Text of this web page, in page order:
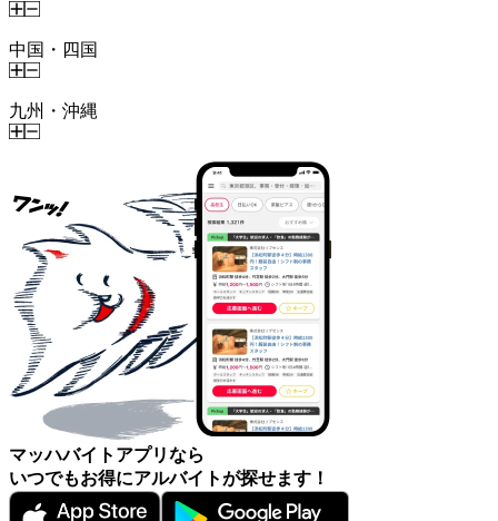
中国・四国
九州・沖縄
マッハバイトアプリなら
いつでもお得にアルバイトが探せます！